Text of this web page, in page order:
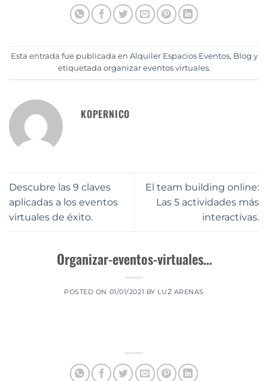
Esta entrada fue publicada en Alquiler Espacios Eventos, Blog y
etiquetada organizar eventos virtuales.
KOPERNICO
Descubre las 9 claves
aplicadas a los eventos
virtuales de éxito.
El team building online:
Las 5 actividades más
interactivas.
Organizar-eventos-virtuales…
POSTED ON 01/01/2021 BY LUZ ARENAS